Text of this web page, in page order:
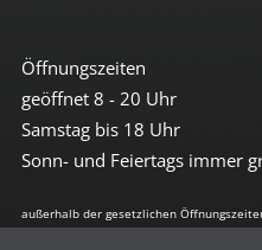
Öffnungszeiten
geöffnet 8 - 20 Uhr
Samstag bis 18 Uhr
Sonn- und Feiertags immer
außerhalb der gesetzlichen